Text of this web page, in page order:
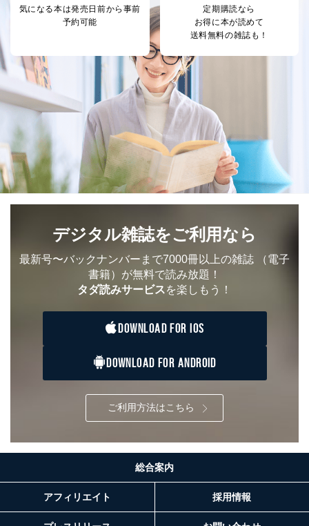
気になる本は発売日前から事前
予約可能
定期購読なら
お得に本が読めて
送料無料の雑誌も！
デジタル雑誌をご利用なら
最新号〜バックナンバーまで7000冊以上の雑誌 （電子
書籍）が無料で読み放題！
タダ読みサービスを楽しもう！
DOWNLOAD FOR IOS
DOWNLOAD FOR ANDROID
ご利用方法はこちら
総合案内
アフィリエイト 採用情報